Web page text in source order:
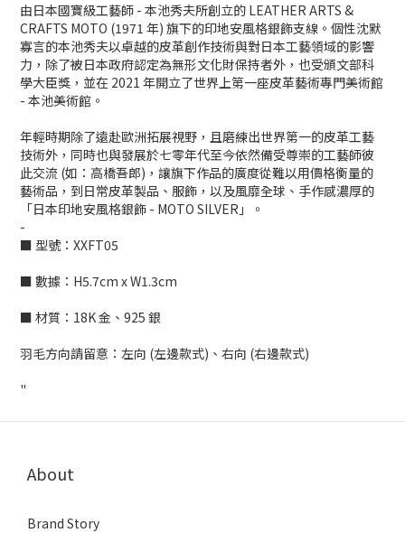
由日本國寶級工藝師 - 本池秀夫所創立的 LEATHER ARTS &
CRAFTS MOTO (1971 年) 旗下的印地安風格銀飾支線。個性沈默
寡言的本池秀夫以卓越的皮革創作技術與對日本工藝領域的影響
力，除了被日本政府認定為無形文化財保持者外，也受頒文部科
學大臣獎，並在 2021 年開立了世界上第一座皮革藝術專門美術館
- 本池美術館。
年輕時期除了遠赴歐洲拓展視野，且磨練出世界第一的皮革工藝
技術外，同時也與發展於七零年代至今依然備受尊崇的工藝師彼
此交流 (如：高橋吾郎)，讓旗下作品的廣度從難以用價格衡量的
藝術品，到日常皮革製品、服飾，以及風靡全球、手作感濃厚的
「日本印地安風格銀飾 - MOTO SILVER」。
-
■ 型號：XXFT05
■ 數據：H5.7cm x W1.3cm
■ 材質：18K 金、925 銀
羽毛方向請留意：左向 (左邊款式)、右向 (右邊款式)
"
About
Brand Story